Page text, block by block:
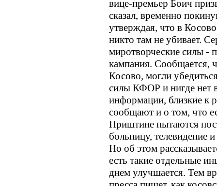
вице-премьер Боич
сказал, временно
утверждая, что в
никто там не убивает.
миротворческие силы -
кампания. Сообщается,
Косово, могли
силы КФОР и нигде нет
информации, близкие к
сообщают и о том, что
Приштине пытаются
больницу, телевидение
Но об этом
есть такие отдельные
днем улучшается. Тем